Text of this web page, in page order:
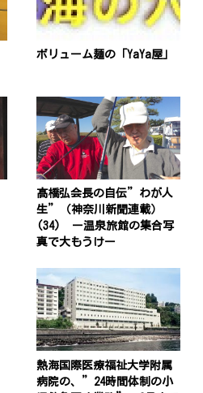
ボリューム麺の「YaYa屋」
髙橋弘会長の自伝”わが人
生”（神奈川新聞連載）
(34) ー温泉旅館の集合写
真で大もうけー
熱海国際医療福祉大学附属
病院の、”24時間体制の小